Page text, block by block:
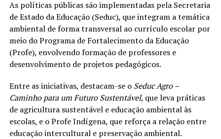
As políticas públicas são implementadas pela Secretaria
de Estado da Educação (Seduc), que integram a temática
ambiental de forma transversal ao currículo escolar por
meio do Programa de Fortalecimento da Educação
(Profe), envolvendo formação de professores e
desenvolvimento de projetos pedagógicos.
Entre as iniciativas, destacam-se o Seduc Agro –
Caminho para um Futuro Sustentável, que leva práticas
de agricultura sustentável e educação ambiental às
escolas, e o Profe Indígena, que reforça a relação entre
educação intercultural e preservação ambiental.